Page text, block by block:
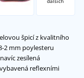
špicí z kvalitního
2 mm poylesteru
zesílená
reflexními